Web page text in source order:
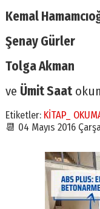
Kemal
Şenay Gürler
Tolga Akman
ve Ümit Saat
Etiketler: KİTAP_
📆 04 Mayıs 2016